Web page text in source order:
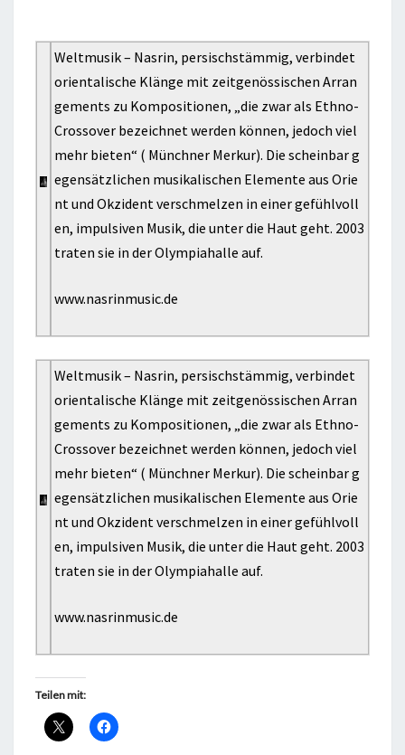
TRIO
NASRIN
Weltmusik – Nasrin, persischstämmig, verbindet
orientalische Klänge mit zeitgenössischen Arran
gements zu Kompositionen, „die zwar als Ethno-
Crossover bezeichnet werden können, jedoch viel
mehr bieten“ ( Münchner Merkur). Die scheinbar g
egensätzlichen musikalischen Elemente aus Orie
nt und Okzident verschmelzen in einer gefühlvoll
en, impulsiven Musik, die unter die Haut geht. 2003
traten sie in der Olympiahalle auf.
www.nasrinmusic.de
Weltmusik – Nasrin, persischstämmig, verbindet
orientalische Klänge mit zeitgenössischen Arran
gements zu Kompositionen, „die zwar als Ethno-
Crossover bezeichnet werden können, jedoch viel
mehr bieten“ ( Münchner Merkur). Die scheinbar g
egensätzlichen musikalischen Elemente aus Orie
nt und Okzident verschmelzen in einer gefühlvoll
en, impulsiven Musik, die unter die Haut geht. 2003
traten sie in der Olympiahalle auf.
www.nasrinmusic.de
Teilen mit: